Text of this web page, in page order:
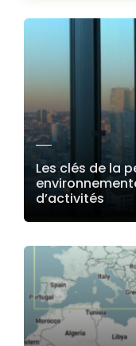
Les clés de la
d’activités